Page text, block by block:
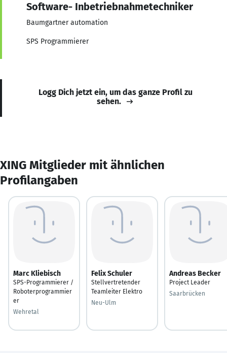
Software- Inbetriebnahmetechniker
Baumgartner automation
SPS Programmierer
Logg Dich jetzt ein, um das ganze Profil zu
sehen.
XING Mitglieder mit ähnlichen
Profilangaben
Marc Kliebisch
SPS-Programmierer /
Roboterprogrammier
er
Wehretal
Felix Schuler
Stellvertretender
Teamleiter Elektro
Neu-Ulm
Andreas Becker
Project Leader
Saarbrücken